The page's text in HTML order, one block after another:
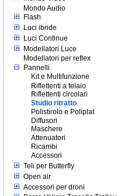
Mondo Audio
Flash
Luci ibride
Luci Continue
Modellatori Luce
Modellatori per reflex
Pannelli
Kit e Multifunzione
Riflettenti a telaio
Riflettenti circolari
Studio ritratto
Polistirolo e Poliplat
Diffusori
Maschere
Attenuatori
Ricambi
Accessori
Teli per Butterfly
Open air
Accessori per droni